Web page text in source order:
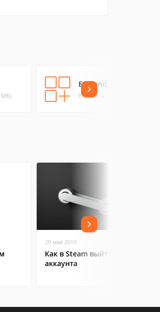
МБ)
Enblend
Версия: 4.1.4 (0.84 МБ)
29 мая 2019
Как в Steam выйти из
аккаунта